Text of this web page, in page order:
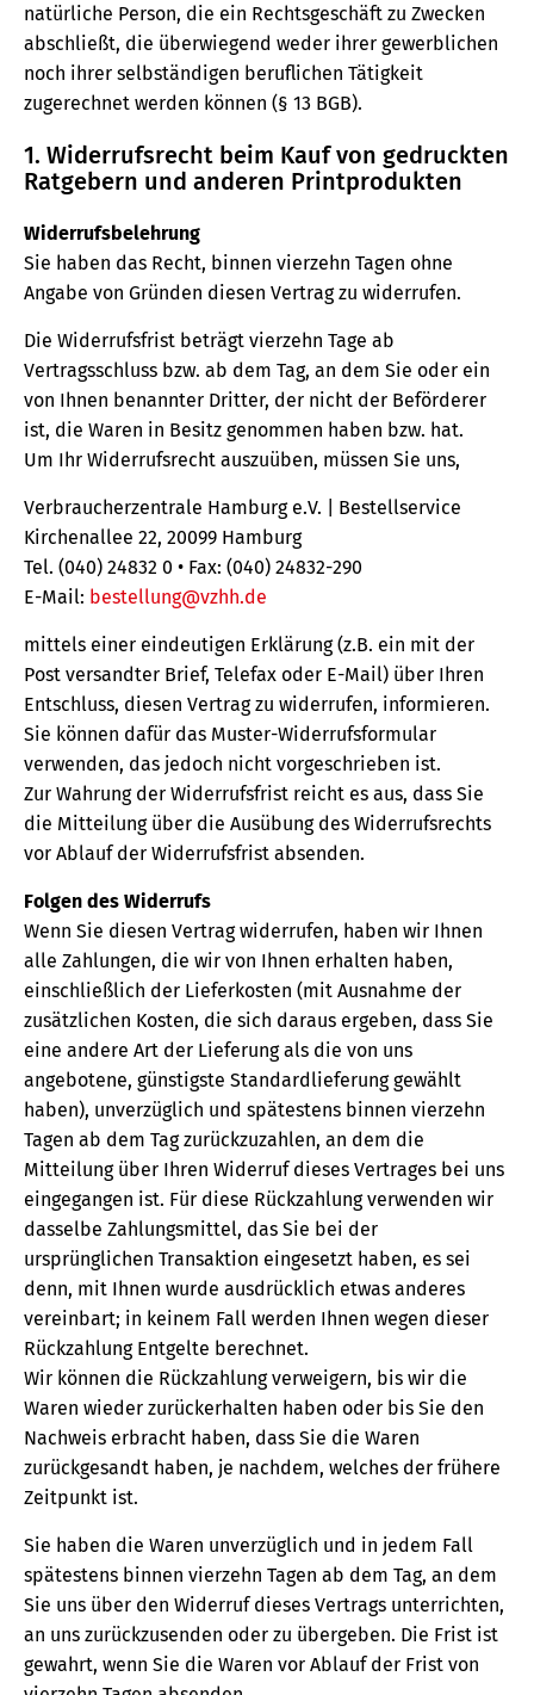
natürliche Person, die ein Rechtsgeschäft zu Zwecken
abschließt, die überwiegend weder ihrer gewerblichen
noch ihrer selbständigen beruflichen Tätigkeit
zugerechnet werden können (§ 13 BGB).
1. Widerrufsrecht beim Kauf von gedruckten
Ratgebern und anderen Printprodukten
Widerrufsbelehrung
Sie haben das Recht, binnen vierzehn Tagen ohne
Angabe von Gründen diesen Vertrag zu widerrufen.
Die Widerrufsfrist beträgt vierzehn Tage ab
Vertragsschluss bzw. ab dem Tag, an dem Sie oder ein
von Ihnen benannter Dritter, der nicht der Beförderer
ist, die Waren in Besitz genommen haben bzw. hat.
Um Ihr Widerrufsrecht auszuüben, müssen Sie uns,
Verbraucherzentrale Hamburg e.V. | Bestellservice
Kirchenallee 22, 20099 Hamburg
Tel. (040) 24832 0 • Fax: (040) 24832-290
E-Mail: bestellung@vzhh.de
mittels einer eindeutigen Erklärung (z.B. ein mit der
Post versandter Brief, Telefax oder E-Mail) über Ihren
Entschluss, diesen Vertrag zu widerrufen, informieren.
Sie können dafür das Muster-Widerrufsformular
verwenden, das jedoch nicht vorgeschrieben ist.
Zur Wahrung der Widerrufsfrist reicht es aus, dass Sie
die Mitteilung über die Ausübung des Widerrufsrechts
vor Ablauf der Widerrufsfrist absenden.
Folgen des Widerrufs
Wenn Sie diesen Vertrag widerrufen, haben wir Ihnen
alle Zahlungen, die wir von Ihnen erhalten haben,
einschließlich der Lieferkosten (mit Ausnahme der
zusätzlichen Kosten, die sich daraus ergeben, dass Sie
eine andere Art der Lieferung als die von uns
angebotene, günstigste Standardlieferung gewählt
haben), unverzüglich und spätestens binnen vierzehn
Tagen ab dem Tag zurückzuzahlen, an dem die
Mitteilung über Ihren Widerruf dieses Vertrages bei uns
eingegangen ist. Für diese Rückzahlung verwenden wir
dasselbe Zahlungsmittel, das Sie bei der
ursprünglichen Transaktion eingesetzt haben, es sei
denn, mit Ihnen wurde ausdrücklich etwas anderes
vereinbart; in keinem Fall werden Ihnen wegen dieser
Rückzahlung Entgelte berechnet.
Wir können die Rückzahlung verweigern, bis wir die
Waren wieder zurückerhalten haben oder bis Sie den
Nachweis erbracht haben, dass Sie die Waren
zurückgesandt haben, je nachdem, welches der frühere
Zeitpunkt ist.
Sie haben die Waren unverzüglich und in jedem Fall
spätestens binnen vierzehn Tagen ab dem Tag, an dem
Sie uns über den Widerruf dieses Vertrags unterrichten,
an uns zurückzusenden oder zu übergeben. Die Frist ist
gewahrt, wenn Sie die Waren vor Ablauf der Frist von